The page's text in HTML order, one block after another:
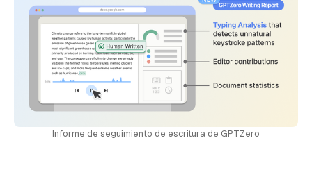
Informe de seguimiento de escritura de GPTZero